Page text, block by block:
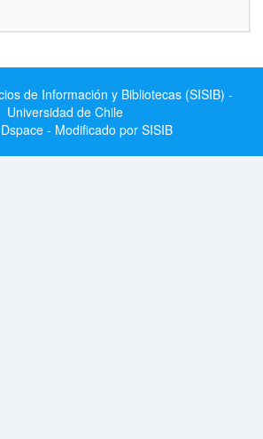
de Información y Bibliotecas (SISIB) -
Universidad de Chile
- Modificado por SISIB